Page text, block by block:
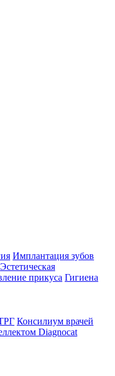
Имплантация зубов
Эстетическая
прикуса Гигиена
Консилиум врачей
Diagnocat